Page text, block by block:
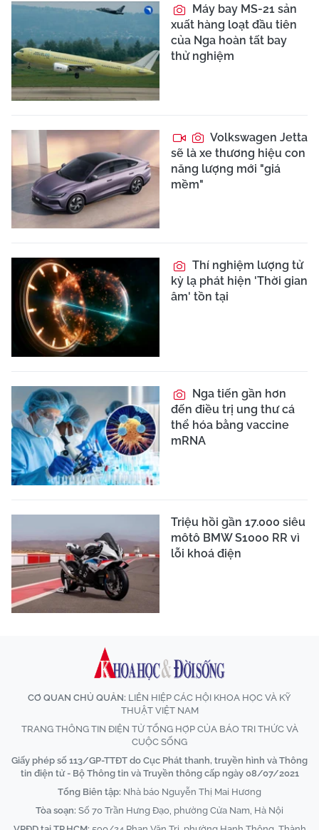
Máy bay MS-21 sản
xuất hàng loạt đầu tiên
của Nga hoàn tất bay
thử nghiệm
Volkswagen Jetta
sẽ là xe thương hiệu con
năng lượng mới "giá
mềm"
Thí nghiệm lượng tử
kỳ lạ phát hiện 'Thời gian
âm' tồn tại
Nga tiến gần hơn
đến điều trị ung thư cá
thể hóa bằng vaccine
mRNA
Triệu hồi gần 17.000 siêu
môtô BMW S1000 RR vì
lỗi khoá điện
CƠ QUAN CHỦ QUẢN: LIÊN HIỆP CÁC HỘI KHOA HỌC VÀ KỸ
THUẬT VIỆT NAM
TRANG THÔNG TIN ĐIỆN TỬ TỔNG HỢP CỦA BÁO TRI THỨC VÀ
CUỘC SỐNG
Giấy phép số 113/GP-TTĐT do Cục Phát thanh, truyền hình và Thông
tin điện tử - Bộ Thông tin và Truyền thông cấp ngày 08/07/2021
Tổng Biên tập: Nhà báo Nguyễn Thị Mai Hương
Tòa soạn: Số 70 Trần Hưng Đạo, phường Cửa Nam, Hà Nội